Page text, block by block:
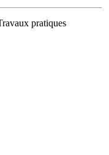
pratiques